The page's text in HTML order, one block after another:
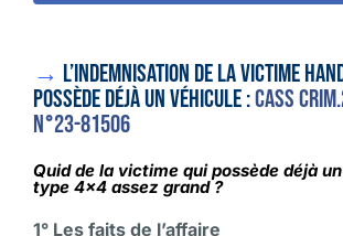
→ L’indemnisation de la victime
possède déjà un véhicule :Cass
n°23-81506
Quid de la victime qui possède déjà
type 4×4 assez grand ?
1° Les faits de l’affaire